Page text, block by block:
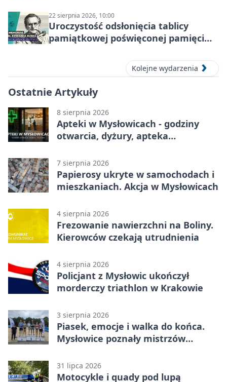
22 sierpnia 2026, 10:00
Uroczystość odsłonięcia tablicy
pamiątkowej poświęconej pamięci
Kolejne wydarzenia
Ostatnie Artykuły
8 sierpnia 2026
Apteki w Mysłowicach - godziny
otwarcia, dyżury, apteka
7 sierpnia 2026
Papierosy ukryte w samochodach i
mieszkaniach. Akcja w Mysłowicach
4 sierpnia 2026
Frezowanie nawierzchni na Boliny.
Kierowców czekają utrudnienia
4 sierpnia 2026
Policjant z Mysłowic ukończył
morderczy triathlon w Krakowie
3 sierpnia 2026
Piasek, emocje i walka do końca.
Mysłowice poznały mistrzów
31 lipca 2026
Motocykle i quady pod lupą